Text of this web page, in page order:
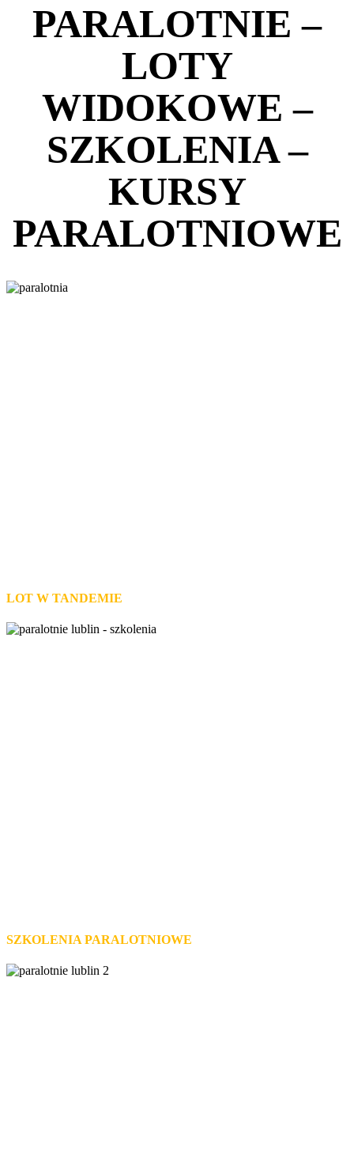
PARALOTNIE –
LOTY
WIDOKOWE –
SZKOLENIA –
KURSY
PARALOTNIOWE
LOT W TANDEMIE
SZKOLENIA PARALOTNIOWE